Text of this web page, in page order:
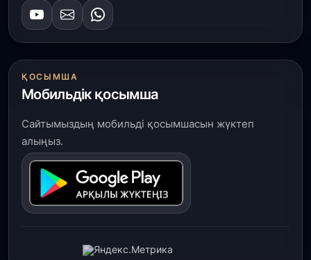
ҚОСЫМША
Мобильдік қосымша
Сайтымыздың мобильді қосымшасын жүктеп
алыңыз.